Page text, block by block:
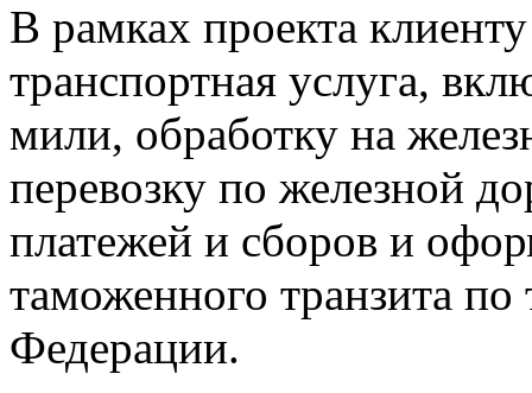
В рамках проекта
транспортная услуга,
мили, обработку на
перевозку по железной
платежей и сборов и
таможенного транзита
Федерации.